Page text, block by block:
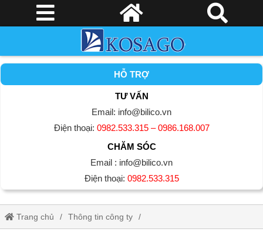
HỖ TRỢ
TƯ VẤN
Email: info@bilico.vn
Điện thoại: 0982.533.315 – 0986.168.007
CHĂM SÓC
Email : info@bilico.vn
Điện thoại: 0982.533.315
Trang chủ Thông tin công ty